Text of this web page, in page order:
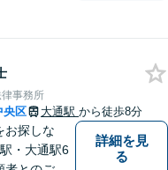
遺言】他
続きもワ
【土日・夜
事務所
央区 大通駅 から徒歩8分
お探しな
・大通駅6
詳細を見
る